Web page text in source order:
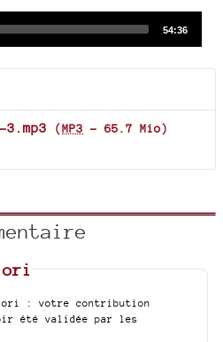
Total
54:36
3.mp3 (MP3 - 65.7 Mio)
: votre contribution
été validée par les